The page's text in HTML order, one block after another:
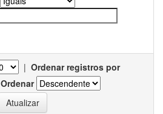
| Ordenar registros por
Ordenar